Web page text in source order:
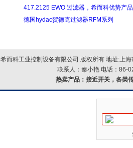
417.2125 EWO 过滤器，希而科优势产品
德国hydac贺德克过滤器RFM系列
希而科工业控制设备有限公司 版权所有 地址:上
联系人：秦小艳 电话：86-
热卖产品： 接近开关，各类